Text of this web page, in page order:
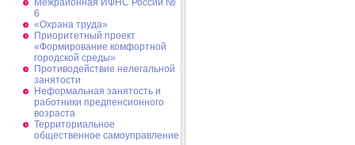
Межрайонная ИФНС России №
6
«Охрана труда»
Приоритетный проект
«Формирование комфортной
городской среды»
Противодействие нелегальной
занятости
Неформальная занятость и
работники предпенсионного
возраста
Территориальное
общественное самоуправление